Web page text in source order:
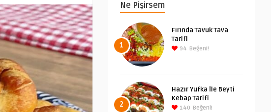
Ne Pişirsem
1
Fırında Tavuk Tava
Tarifi
94 Beğeni!
2
Hazır Yufka İle Beyti
Kebap Tarifi
140 Beğeni!